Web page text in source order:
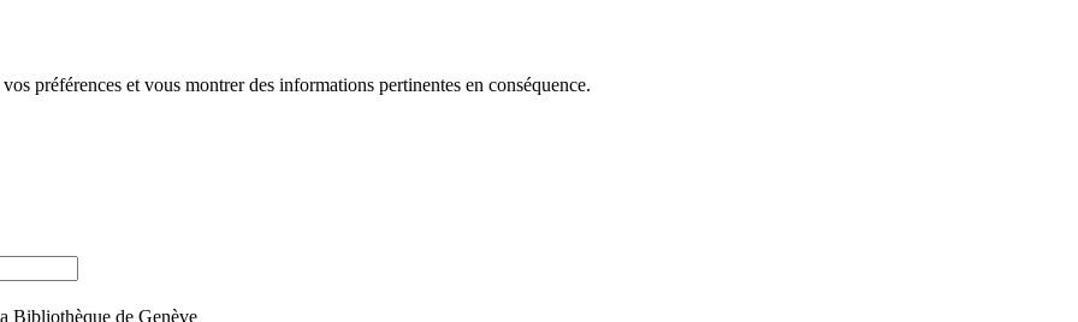
préférences et vous montrer des informations pertinentes en conséquence.
Bibliothèque de Genève